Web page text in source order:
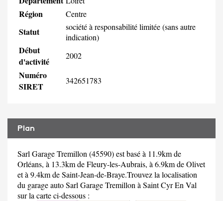
Région Centre
Statut
société à responsabilité limitée (sans autre
indication)
Début
d'activité
2002
Numéro
SIRET
342651783
Plan
Sarl Garage Tremillon (45590) est basé à 11.9km de
Orléans, à 13.3km de Fleury-les-Aubrais, à 6.9km de Olivet
et à 9.4km de Saint-Jean-de-Braye.Trouvez la localisation
du garage auto Sarl Garage Tremillon à Saint Cyr En Val
sur la carte ci-dessous :